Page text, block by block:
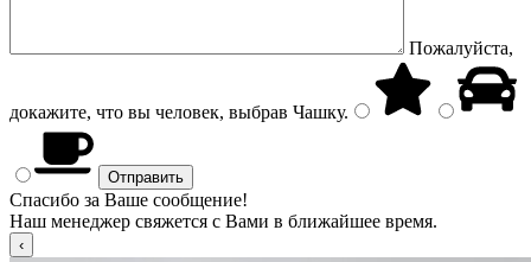
Пожалуйста,
докажите, что вы человек, выбрав Чашку.
Спасибо за Ваше сообщение!
Наш менеджер свяжется с Вами в ближайшее время.